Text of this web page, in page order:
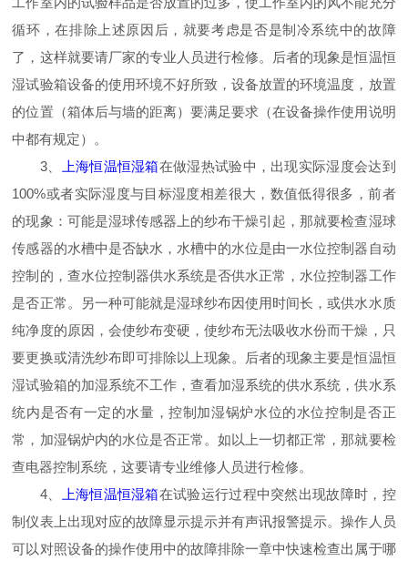
循环，在排除上述原因后，就要考虑是否是制冷系统中的故障
了，这样就要请厂家的专业人员进行检修。后者的现象是恒温恒
湿试验箱设备的使用环境不好所致，设备放置的环境温度，放置
的位置（箱体后与墙的距离）要满足要求（在设备操作使用说明
中都有规定）。
3、
上海恒温恒湿箱在做湿热试验中，出现实际湿度会达到
100%或者实际湿度与目标湿度相差很大，数值低得很多，前者
的现象：可能是湿球传感器上的纱布干燥引起，那就要检查湿球
传感器的水槽中是否缺水，水槽中的水位是由一水位控制器自动
控制的，查水位控制器供水系统是否供水正常，水位控制器工作
是否正常。另一种可能就是湿球纱布因使用时间长，或供水水质
纯净度的原因，会使纱布变硬，使纱布无法吸收水份而干燥，只
要更换或清洗纱布即可排除以上现象。后者的现象主要是恒温恒
湿试验箱的加湿系统不工作，查看加湿系统的供水系统，供水系
统内是否有一定的水量，控制加湿锅炉水位的水位控制是否正
常，加湿锅炉内的水位是否正常。如以上一切都正常，那就要检
查电器控制系统，这要请专业维修人员进行检修。
4、
上海恒温恒湿箱在试验运行过程中突然出现故障时，控
制仪表上出现对应的故障显示提示并有声讯报警提示。操作人员
可以对照设备的操作使用中的故障排除一章中快速检查出属于哪